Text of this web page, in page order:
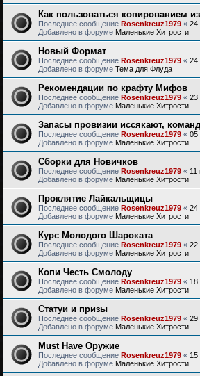
Как пользоваться копированием
Последнее сообщение Rosenkreuz1979 « 24
Добавлено в форуме Маленькие Хитрости
Новый Формат
Последнее сообщение Rosenkreuz1979 « 24
Добавлено в форуме Тема для Флуда
Рекомендации по крафту Мифов
Последнее сообщение Rosenkreuz1979 « 23
Добавлено в форуме Маленькие Хитрости
Запасы провизии иссякают,
Последнее сообщение Rosenkreuz1979 « 05
Добавлено в форуме Маленькие Хитрости
Сборки для Новичков
Последнее сообщение Rosenkreuz1979 « 11
Добавлено в форуме Маленькие Хитрости
Проклятие Лайкальщицы
Последнее сообщение Rosenkreuz1979 « 24
Добавлено в форуме Маленькие Хитрости
Курс Молодого Шароката
Последнее сообщение Rosenkreuz1979 « 22
Добавлено в форуме Маленькие Хитрости
Копи Честь Смолоду
Последнее сообщение Rosenkreuz1979 « 18
Добавлено в форуме Маленькие Хитрости
Статуи и призы
Последнее сообщение Rosenkreuz1979 « 29
Добавлено в форуме Маленькие Хитрости
Must Have Оружие
Последнее сообщение Rosenkreuz1979 « 15
Добавлено в форуме Маленькие Хитрости